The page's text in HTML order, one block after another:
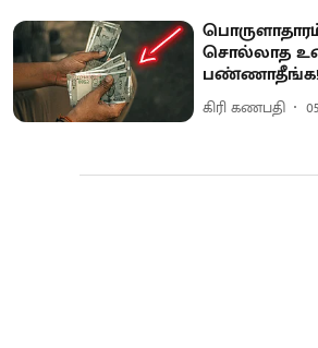
சொல்லாத
பண்ணாதீங்க!
கிரி கணபதி